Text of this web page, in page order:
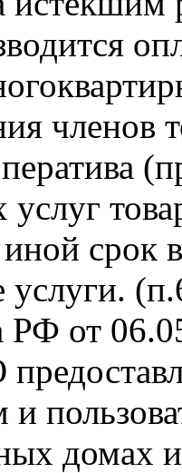
членов
срок
РФ от
и